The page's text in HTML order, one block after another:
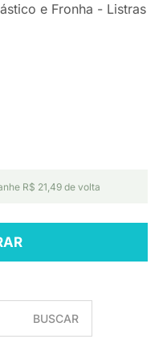
e Fronha - Listras
R$ 21,49 de volta
BUSCAR